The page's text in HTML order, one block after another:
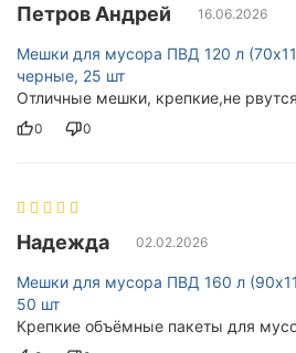
Петров Андрей 16.06.2026
Мешки для мусора ПВД 120 л
черные, 25 шт
Отличные мешки, крепкие,не
0 0
Надежда 02.02.2026
Мешки для мусора ПВД 160 л
50 шт
Крепкие объёмные пакеты для